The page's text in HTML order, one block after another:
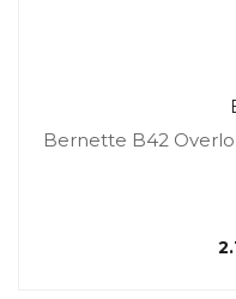
Bernette B42